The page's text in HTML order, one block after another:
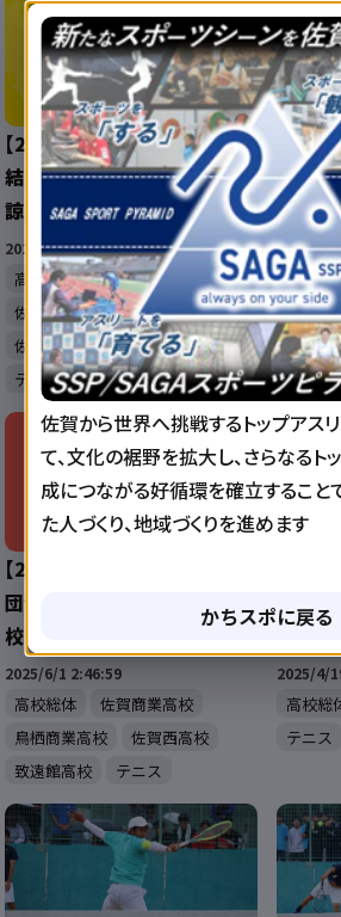
【2025 佐賀 総体 テニス 大会
結果】シングルス 男子は野口
諒人（早稲佐）女子は長友沙薫
（鳥栖商）が優勝
2025/6/3 14:40:32
高校総体
早稲田佐賀高校
佐賀商業高校
致遠館高校
佐賀西高校
鳥栖高校
テニス
【
報】シ
人（早
（鳥栖
2025/6/
高校総
早稲田
佐賀西
鳥栖高
【2025 佐賀 総体 女子テニス
団体 速報】優勝は佐賀商業高
校！
2025/6/1 2:46:59
高校総体
佐賀商業高校
鳥栖商業高校
佐賀西高校
致遠館高校
テニス
【
「限ら
致遠館
青木貴
2025/4/
高校総
テニス
佐賀から世界へ挑戦するトップアス
て、文化の裾野を拡大し、さらなるト
成につながる好循環を確立すること
た人づくり、地域づくりを進めます
かちスポに戻る